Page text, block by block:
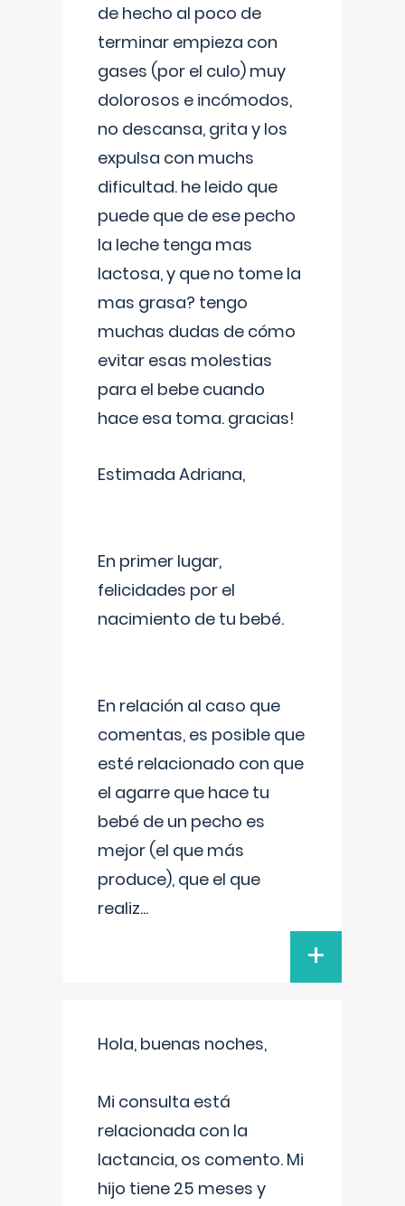
de hecho al poco de
terminar empieza con
gases (por el culo) muy
dolorosos e incómodos,
no descansa, grita y los
expulsa con muchs
dificultad. he leido que
puede que de ese pecho
la leche tenga mas
lactosa, y que no tome la
mas grasa? tengo
muchas dudas de cómo
evitar esas molestias
para el bebe cuando
hace esa toma. gracias!
Estimada Adriana,
En primer lugar,
felicidades por el
nacimiento de tu bebé.
En relación al caso que
comentas, es posible que
esté relacionado con que
el agarre que hace tu
bebé de un pecho es
mejor (el que más
produce), que el que
realiz...
+
Hola, buenas noches,
Mi consulta está
relacionada con la
lactancia, os comento. Mi
hijo tiene 25 meses y